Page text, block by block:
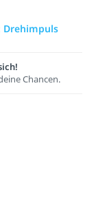
Drehimpuls
Chancen.